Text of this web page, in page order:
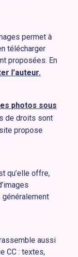
permet à
télécharger
proposées. En
l’auteur.
photos sous
de droits sont
propose
qu’elle offre,
aussi
CC : textes,